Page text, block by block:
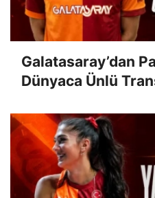
Galatasaray’dan
Dünyaca Ünlü